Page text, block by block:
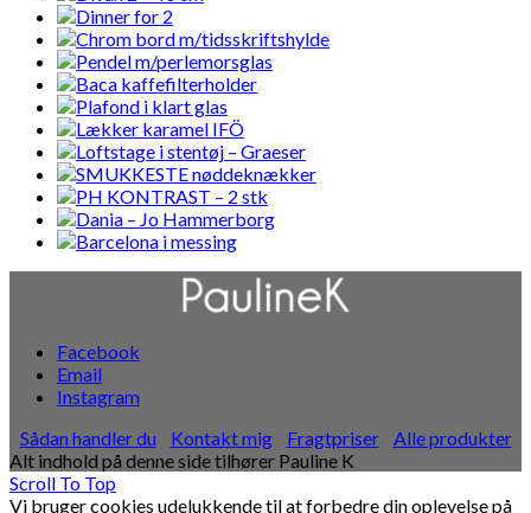
Facebook
Email
Instagram
Sådan handler du
Kontakt mig Fragtpriser
Alle produkter
Alt indhold på denne side tilhører Pauline K
Scroll To Top
Vi bruger cookies udelukkende til at forbedre din oplevelse på